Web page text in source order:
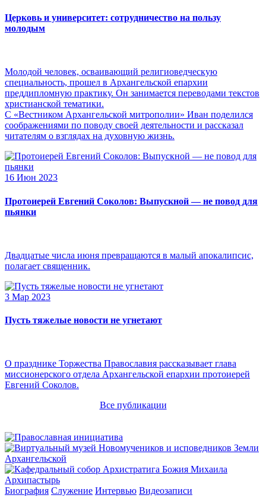
Церковь и университет: сотрудничество на пользу
молодым
Молодой человек, осваивающий религиоведческую
специальность, прошел в Архангельской епархии
преддипломную практику. Он занимается переводами текстов
христианской тематики.
С «Вестником Архангельской митрополии» Иван поделился
соображениями по поводу своей деятельности и рассказал
читателям о взглядах на духовную жизнь.
16 Июн 2023
Протоиерей Евгений Соколов: Выпускной — не повод для
пьянки
Двадцатые числа июня превращаются в малый апокалипсис,
полагает священник.
3 Мар 2023
Пусть тяжелые новости не угнетают
О празднике Торжества Православия рассказывает глава
миссионерского отдела Архангельской епархии протоиерей
Евгений Соколов.
Все публикации
Архипастырь
Биография Служение Интервью Видеозаписи